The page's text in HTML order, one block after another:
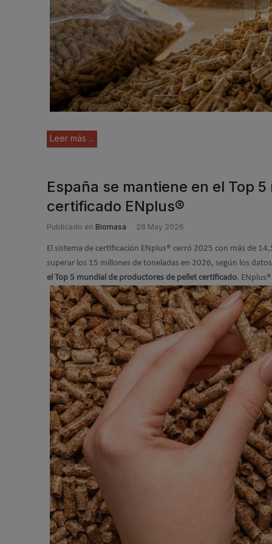
Leer más ...
España se mantiene en el Top
certificado ENplus®
Publicado en Biomasa 28 May 2026
El sistema de certificación ENplus® cerró 2025 con más de
superar los 15 millones de toneladas en 2026, según los
el Top 5 mundial de productores de pellet certificado. ENplus®